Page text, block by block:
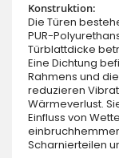
Konstruktion:
Die Türen
PUR-
Türblattdicke
Eine Dichtung
Rahmens und
reduzieren
Wärmeverlust.
Einfluss von
Scharnierteilen